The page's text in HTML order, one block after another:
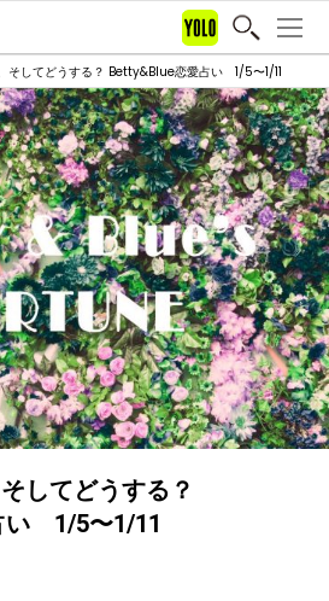
そしてどうする？ Betty&Blue恋愛占い 1/5〜1/11
してどうする？
い 1/5〜1/11